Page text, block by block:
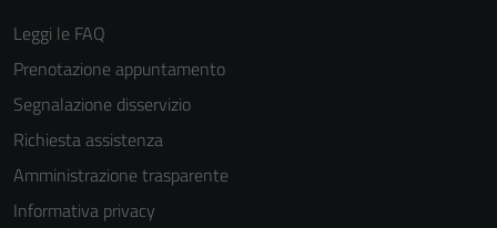
Leggi le FAQ
Prenotazione appuntamento
Segnalazione disservizio
Richiesta assistenza
Amministrazione trasparente
Informativa privacy